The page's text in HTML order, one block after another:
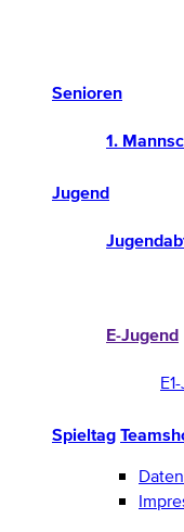
Senioren
1.
Jugend
E-Jugend
Spieltag